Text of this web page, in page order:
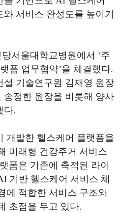
서비스 완성도를 높이기
서울대학교병원에서 ‘주
폼 업무협약’을 체결했다.
설 기술연구원 김재영 원장
송정한 원장을 비롯해 양사
다.
개발한 헬스케어 플랫폼을
미래형 건강주거 서비스
폼은 기존에 축적된 라이
기반 헬스케어 서비스 체
에 적합한 서비스 구조와
초점을 두고 있다.